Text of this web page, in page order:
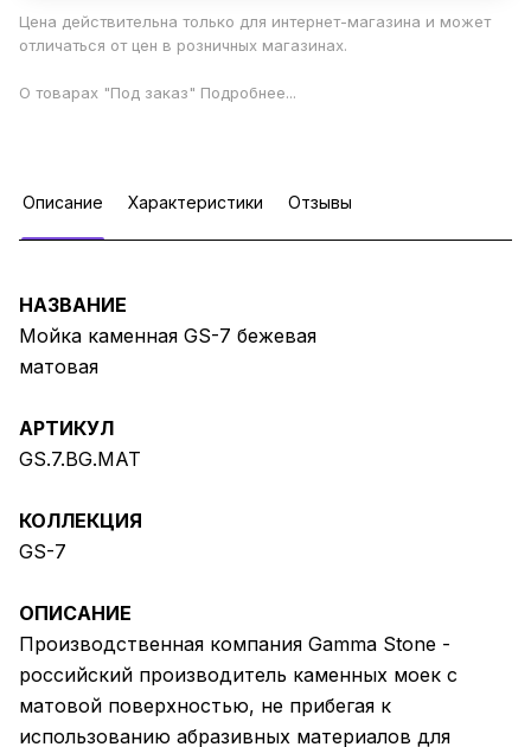
Цена действительна только для интернет-магазина и может
отличаться от цен в розничных магазинах.
О товарах "Под заказ" Подробнее...
Описание Характеристики Отзывы
НАЗВАНИЕ
Мойка каменная GS-7 бежевая
матовая
АРТИКУЛ
GS.7.BG.MAT
КОЛЛЕКЦИЯ
GS-7
ОПИСАНИЕ
Производственная компания Gamma Stone -
российский производитель каменных моек с
матовой поверхностью, не прибегая к
использованию абразивных материалов для